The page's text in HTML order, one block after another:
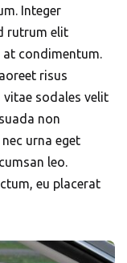
Integer
rutrum elit
at condimentum.
risus
vitae sodales velit
non
urna eget
leo.
eu placerat